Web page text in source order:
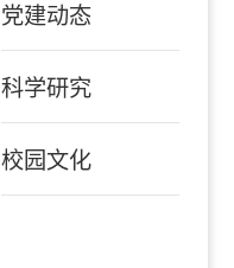
党建动态
科学研究
校园文化